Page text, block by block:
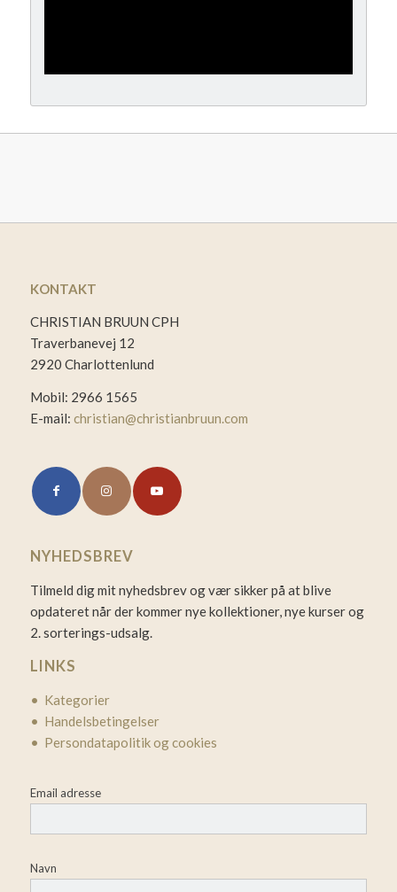
KONTAKT
CHRISTIAN BRUUN CPH
Traverbanevej 12
2920 Charlottenlund
Mobil: 2966 1565
E-mail: christian@christianbruun.com
NYHEDSBREV
Tilmeld dig mit nyhedsbrev og vær sikker på at blive
opdateret når der kommer nye kollektioner, nye kurser og
2. sorterings-udsalg.
LINKS
• Kategorier
• Handelsbetingelser
• Persondatapolitik og cookies
Email adresse
Navn